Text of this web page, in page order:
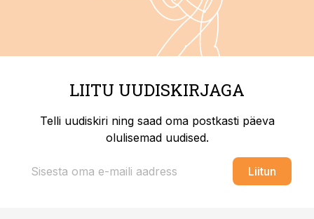
LIITU UUDISKIRJAGA
Telli uudiskiri ning saad oma postkasti päeva
olulisemad uudised.
Liitun